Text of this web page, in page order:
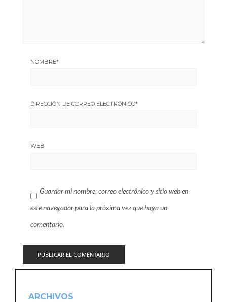
NOMBRE*
DIRECCIÓN DE CORREO ELECTRÓNICO*
WEB
Guardar mi nombre, correo electrónico y sitio web en
este navegador para la próxima vez que haga un
comentario.
ARCHIVOS